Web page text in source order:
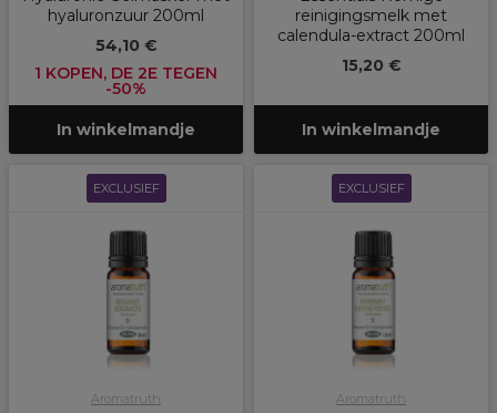
hyaluronzuur 200ml
54,10 €
1 KOPEN, DE 2E TEGEN
-50%
In winkelmandje
reinigingsmelk met
calendula-extract 200ml
15,20 €
In winkelmandje
EXCLUSIEF
Aromatruth
EXCLUSIEF
Aromatruth